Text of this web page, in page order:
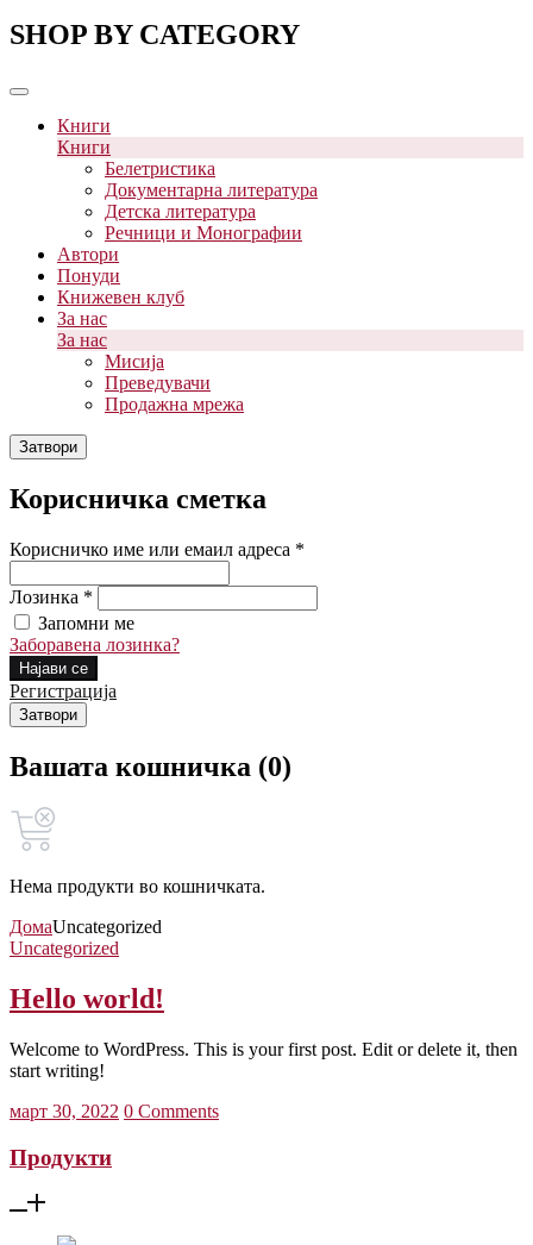
SHOP BY CATEGORY
Книги
Книги
Белетристика
Документарна литература
Детска литература
Речници и Монографии
Автори
Понуди
Книжевен клуб
За нас
За нас
Мисија
Преведувачи
Продажна мрежа
Затвори
Корисничка сметка
Корисничко име или емаил адреса *
Лозинка *
Запомни ме
Заборавена лозинка?
Најави се
Регистрација
Затвори
Вашата кошничка (0)
Нема продукти во кошничката.
ДомаUncategorized
Uncategorized
Hello world!
Welcome to WordPress. This is your first post. Edit or delete it, then
start writing!
март 30, 2022 0 Comments
Продукти